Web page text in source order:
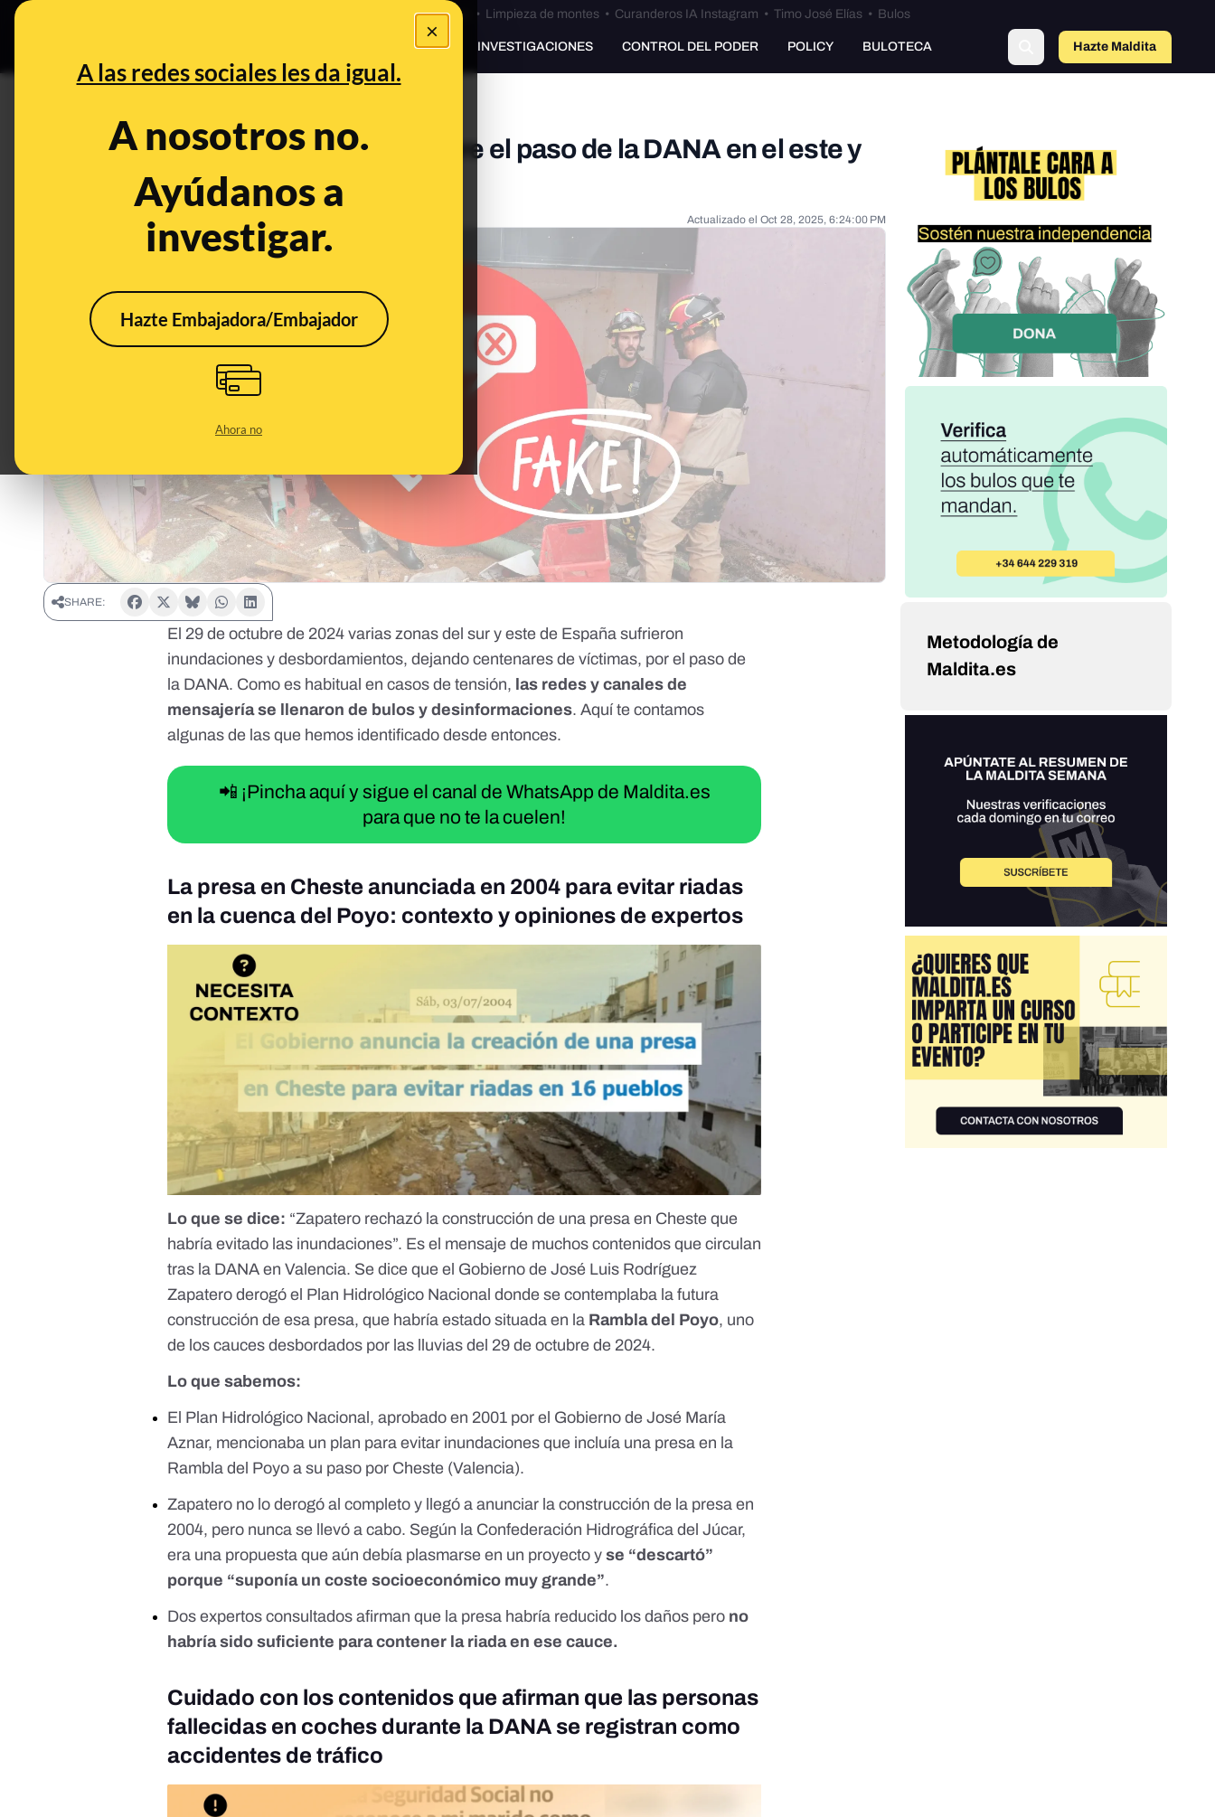
×
A las redes sociales les da igual.
A nosotros no.
Ayúdanos a
investigar.
Hazte Embajadora/Embajador
Ahora no
Bulos Ceuta • Limpieza de montes• Curanderos IA Instagram • Timo José Elías• Bulos
PREBUNKING INVESTIGACIONES CONTROL DEL PODER POLICY BULOTECA Hazte Maldito
133 bulos y desinformaciones sobre el paso de la DANA en el este y
sur de España en octubre de 2024
Oct 30, 2024, 1:32:26 PM Actualizado el Oct 28, 2025, 6:24:00 PM
SHARE:
El 29 de octubre de 2024 varias zonas del sur y este de España sufrieron
inundaciones y desbordamientos, dejando centenares de víctimas, por el paso de
la DANA. Como es habitual en casos de tensión, las redes y canales de
mensajería se llenaron de bulos y desinformaciones. Aquí te contamos
algunas de las que hemos identificado desde entonces.
📲 ¡Pincha aquí y sigue el canal de WhatsApp de Maldita.es
para que no te la cuelen!
La presa en Cheste anunciada en 2004 para evitar riadas
en la cuenca del Poyo: contexto y opiniones de expertos
Lo que se dice: “Zapatero rechazó la construcción de una presa en Cheste que
habría evitado las inundaciones”. Es el mensaje de muchos contenidos quecirculan
tras la DANA en Valencia. Se dice que el Gobierno de José Luis Rodríguez
Zapatero derogó el Plan Hidrológico Nacional donde se contemplaba la futura
construcción de esa presa, que habría estado situada en la Rambla del Poyo, uno
de los cauces desbordados por las lluvias del 29 de octubre de 2024.
Lo que sabemos:
El Plan Hidrológico Nacional, aprobado en 2001 por el Gobierno de José María
Aznar, mencionaba un plan para evitar inundaciones que incluía una presa en la
Rambla del Poyo a su paso por Cheste (Valencia).
Zapatero no lo derogó al completo y llegó a anunciar la construcción de la presa en
2004, pero nunca se llevó a cabo. Según la Confederación Hidrográfica del Júcar,
era una propuesta que aún debía plasmarse en un proyecto yse “descartó”
porque “suponía un coste socioeconómico muy grande”.
Dos expertos consultados afirman que la presa habría reducido los daños pero no
habría sido suficiente para contener la riada en ese cauce.
Cuidado con los contenidos que afirman que las personas
fallecidas en coches durante la DANA se registran como
accidentes de tráfico
Metodología de
Maldita.es